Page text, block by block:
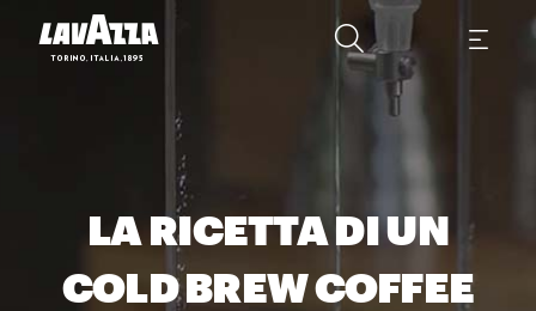
LA RICETTA DI UN
COLD BREW COFFEE